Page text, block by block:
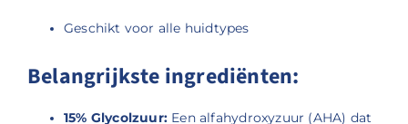
Geschikt voor alle huidtypes
Belangrijkste ingrediënten:
15% Glycolzuur: Een alfahydroxyzuur (AHA) dat